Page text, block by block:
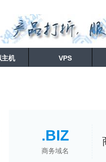
主机 VPS
.BIZ
商务域名